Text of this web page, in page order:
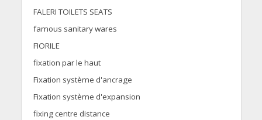
FALERI TOILETS SEATS
famous sanitary wares
FIORILE
fixation par le haut
Fixation système d'ancrage
Fixation système d'expansion
fixing centre distance